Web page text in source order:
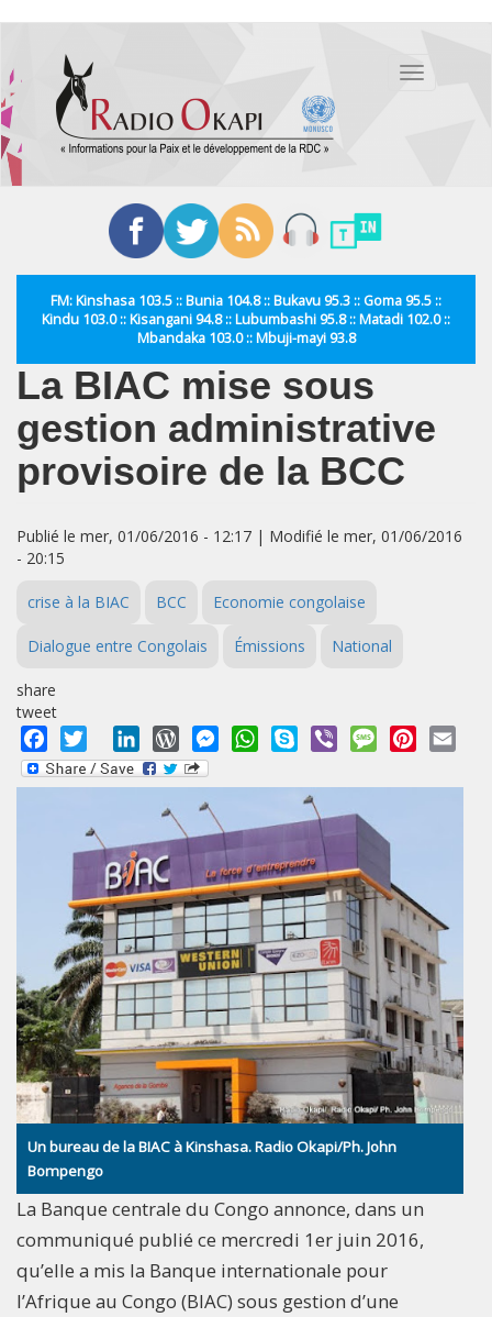
contenu
principal
Toggle
FM: Kinshasa 103.5 :: Bunia 104.8 :: Bukavu 95.3 :: Goma 95.5 ::
Kindu 103.0 :: Kisangani 94.8 :: Lubumbashi 95.8 :: Matadi 102.0 ::
Mbandaka 103.0 :: Mbuji-mayi 93.8
La BIAC mise sous
gestion administrative
provisoire de la BCC
Publié le mer, 01/06/2016 - 12:17 | Modifié le mer, 01/06/2016
- 20:15
crise à la BIAC BCC Economie congolaise
Dialogue entre Congolais Émissions National
share
tweet
Facebook
Twitter LinkedInWordPressMessengerWhatsApp
Skype Viber MessagePinterest
Un bureau de la BIAC à Kinshasa. Radio Okapi/Ph. John
Bompengo
La Banque centrale du Congo annonce, dans un
communiqué publié ce mercredi 1er juin 2016,
qu’elle a mis la Banque internationale pour
l’Afrique au Congo (BIAC) sous gestion d’une